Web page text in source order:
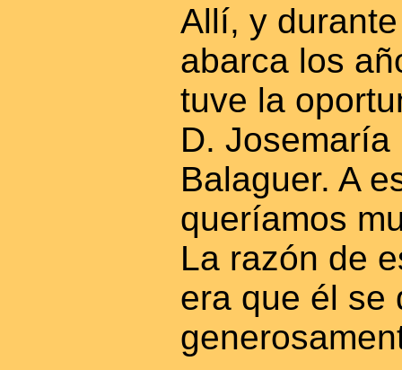
Allí, y
abarca los
tuve la
D.
Balaguer. A
queríamos
La razón de
era que él se